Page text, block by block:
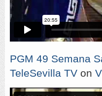
PGM 49 Semana
TeleSevilla TV on